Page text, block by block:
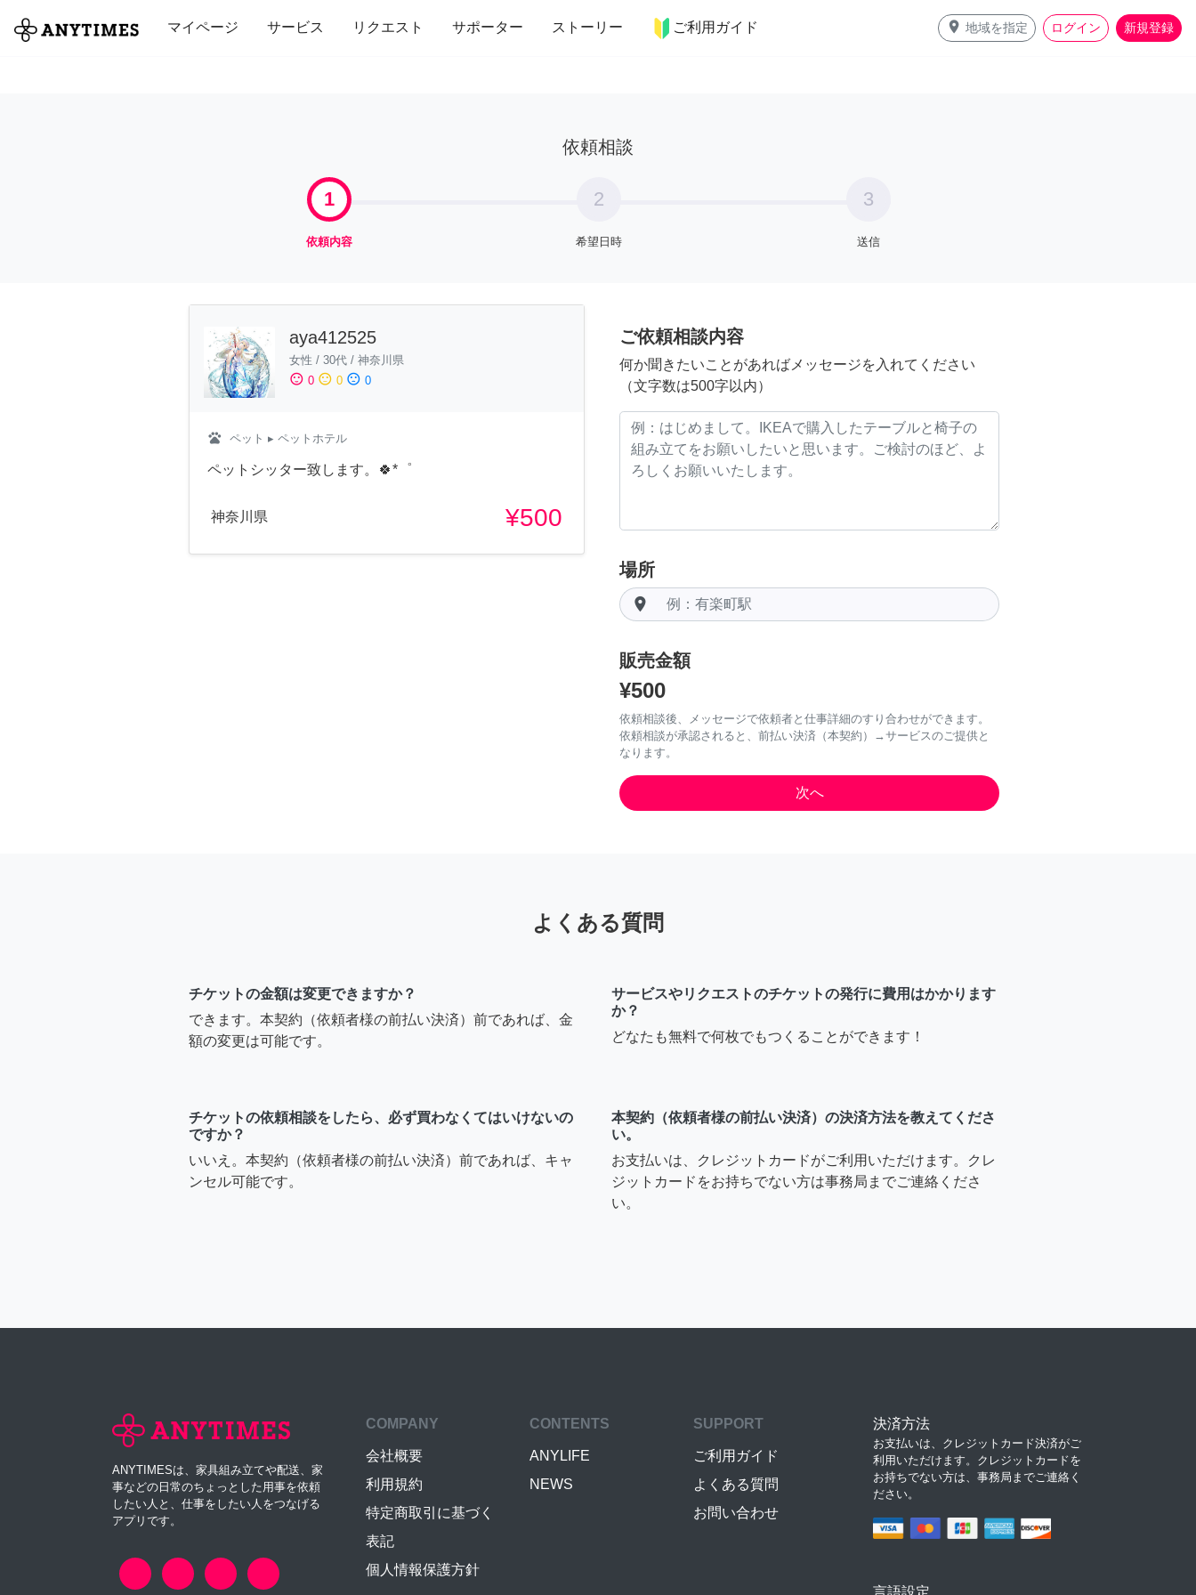
マイページ サービス リクエスト サポーター ストーリー ご利用ガイド place 地域を指定 ログイン 新規登録
全て 修理・組立 家事 引っ越し インテリア 趣味・習い事 ペット 料理
依頼相談
1
依頼内容
2
希望日時
3
送信
aya412525
女性 / 30代 / 神奈川県
sentiment_satisfied 0 sentiment_neutral 0 sentiment_dissatisfied 0
pets ペット ▸ ペットホテル
ペットシッター致します。🍀*゜
神奈川県 ¥500
ご依頼相談内容
何か聞きたいことがあればメッセージを入れてください
（文字数は500字以内）
場所
room
販売金額
¥500
依頼相談後、メッセージで依頼者と仕事詳細のすり合わせができます。
依頼相談が承認されると、前払い決済（本契約）→サービスのご提供と
なります。
よくある質問
チケットの金額は変更できますか？
できます。本契約（依頼者様の前払い決済）前であれば、金
額の変更は可能です。
サービスやリクエストのチケットの発行に費用はかかります
か？
どなたも無料で何枚でもつくることができます！
チケットの依頼相談をしたら、必ず買わなくてはいけないの
ですか？
いいえ。本契約（依頼者様の前払い決済）前であれば、キャ
ンセル可能です。
本契約（依頼者様の前払い決済）の決済方法を教えてくださ
い。
お支払いは、クレジットカードがご利用いただけます。クレ
ジットカードをお持ちでない方は事務局までご連絡くださ
い。
ANYTIMESは、家具組み立てや配送、家
事などの日常のちょっとした用事を依頼
したい人と、仕事をしたい人をつなげる
アプリです。
COMPANY
会社概要
利用規約
特定商取引に基づく
表記
個人情報保護方針
CONTENTS
ANYLIFE
NEWS
SUPPORT
ご利用ガイド
よくある質問
お問い合わせ
決済方法
お支払いは、クレジットカード決済がご
利用いただけます。クレジットカードを
お持ちでない方は、事務局までご連絡く
ださい。
言語設定